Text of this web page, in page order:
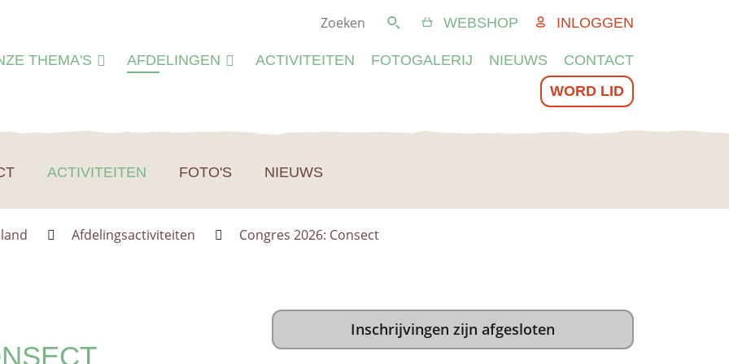
Zoeken
THEMA'S AFDELINGEN ACTIVITEITEN FOTOGALERIJ NIEUWS
CONTACT
WORD LID
WEBSHOP INLOGGEN
ACTIVITEITEN FOTO'S NIEUWS
Afdelingsactiviteiten Congres 2026: Consect
Inschrijvingen zijn afgesloten